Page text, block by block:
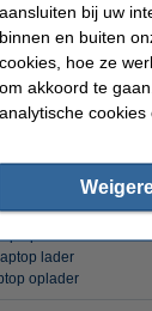
oplader
oplader
oplader
oplader
lader
oplader
aansluiten bij uw
binnen en buiten
cookies, hoe ze
om akkoord te
analytische cookies